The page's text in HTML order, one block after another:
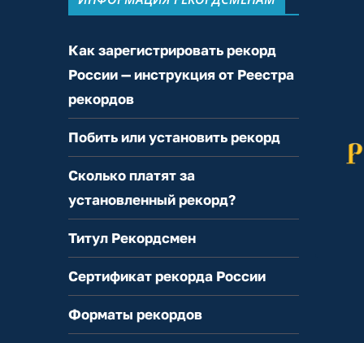
Как зарегистрировать рекорд
России — инструкция от Реестра
рекордов
Побить или установить рекорд
Сколько платят за
установленный рекорд?
Титул Рекордсмен
Сертификат рекорда России
Форматы рекордов